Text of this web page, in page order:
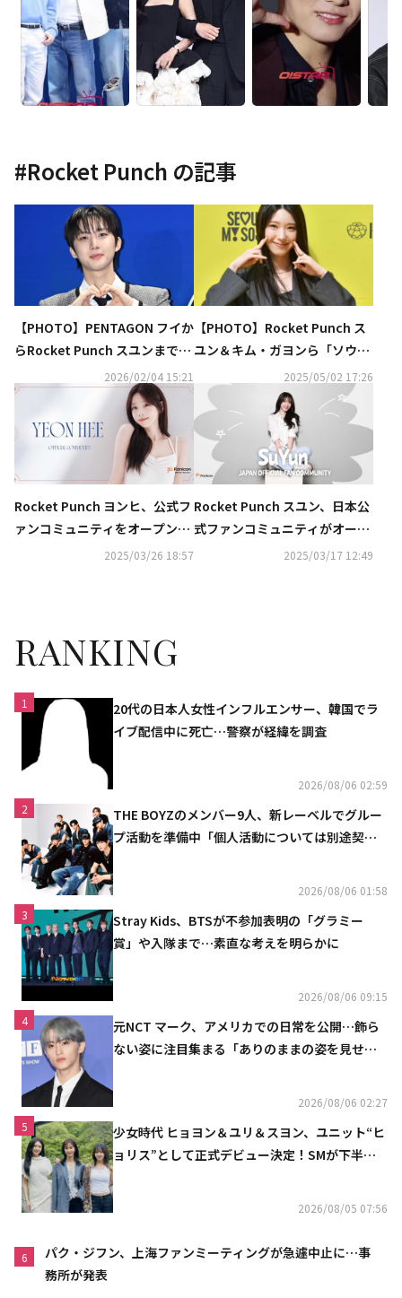
#Rocket Punch の記事
【PHOTO】PENTAGON フイか
らRocket Punch スユンまで
「ソウルファッションウィー
ク」に出席
2026/02/04 15:21
【PHOTO】Rocket Punch ス
ユン＆キム・ガヨンら「ソウル
ファッションロード2025＠貞
洞」に出席
2025/05/02 17:26
Rocket Punch ヨンヒ、公式フ
ァンコミュニティをオープン！
本人メッセージも到着2025/03/26 18:57
Rocket Punch スユン、日本公
式ファンコミュニティがオープ
ン！東京で5月にファンイベン
2025/03/17 12:49
RANKING
1
20代の日本人女性インフルエンサー、韓国でラ
イブ配信中に死亡…警察が経緯を調査
2026/08/06 02:59
2
THE BOYZのメンバー9人、新レーベルでグルー
プ活動を準備中「個人活動については別途契約
2026/08/06 01:58
3
Stray Kids、BTSが不参加表明の「グラミー
賞」や入隊まで…素直な考えを明らかに
2026/08/06 09:15
4
元NCT マーク、アメリカでの日常を公開…飾ら
ない姿に注目集まる「ありのままの姿を見せた
2026/08/06 02:27
5
少女時代 ヒョヨン＆ユリ＆スヨン、ユニット“ヒ
ョリス”として正式デビュー決定！SMが下半期
2026/08/05 07:56
6
パク・ジフン、上海ファンミーティングが急遽中止に…事
務所が発表